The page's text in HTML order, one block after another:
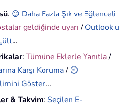
: 😊 Daha Fazla Şık ve Eğlenceli
geldiğinde uyarı/ Outlook'u
...
:Tümüne Eklerle Yanıtla/
Karşı Koruma/ 🕘
Göster...
& Takvim: Seçilen E-